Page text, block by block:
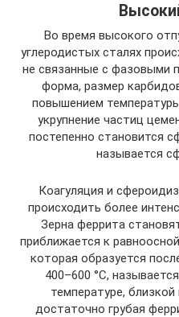
Во время высокого
углеродистых сталях
не связанные с фазовыми
форма, размер
повышением
укрупнение частиц
постепенно становится
называется
Коагуляция и
происходить более
Зерна феррита
приближается к
которая образуется
400–600 °С,
температуре,
достаточно грубая